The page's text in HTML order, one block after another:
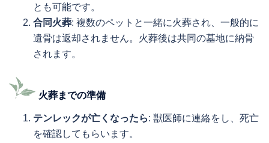
とも可能です。
合同火葬: 複数のペットと一緒に火葬され、一般的に
遺骨は返却されません。火葬後は共同の墓地に納骨
されます。
火葬までの準備
テンレックが亡くなったら: 獣医師に連絡をし、死亡
を確認してもらいます。